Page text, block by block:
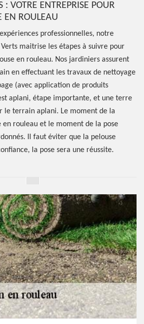
: VOTRE ENTREPRISE POUR
EN ROULEAU
professionnelles, notre
Verts maitrise les étapes à suivre pour
en rouleau. Nos jardiniers assurent
en effectuant les travaux de nettoyage
(avec application de produits
aplani, étape importante, et une terre
le terrain aplani. Le moment de la
en rouleau et le moment de la pose
Il faut éviter que la pelouse
la pose sera une réussite.